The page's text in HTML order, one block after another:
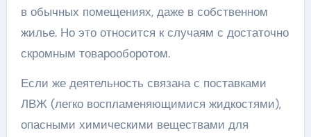
в обычных помещениях, даже в собственном
жилье. Но это относится к случаям с достаточно
скромным товарооборотом.
Если же деятельность связана с поставками
ЛВЖ (легко воспламеняющимися жидкостями),
опасными химическими веществами для